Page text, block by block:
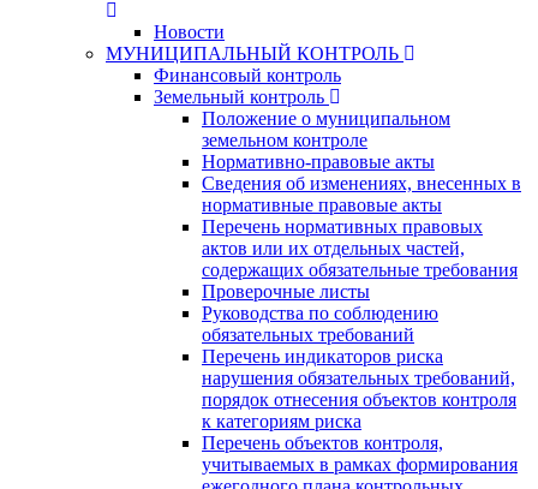
Новости
МУНИЦИПАЛЬНЫЙ КОНТРОЛЬ
Финансовый контроль
Земельный контроль
Положение о муниципальном
земельном контроле
Нормативно-правовые акты
Сведения об изменениях, внесенных в
нормативные правовые акты
Перечень нормативных правовых
актов или их отдельных частей,
содержащих обязательные требования
Проверочные листы
Руководства по соблюдению
обязательных требований
Перечень индикаторов риска
нарушения обязательных требований,
порядок отнесения объектов контроля
к категориям риска
Перечень объектов контроля,
учитываемых в рамках формирования